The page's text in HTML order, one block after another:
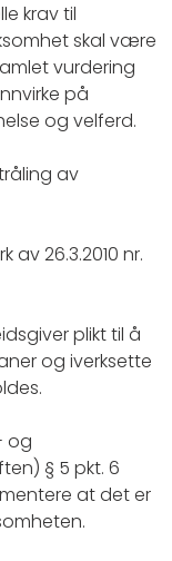
krav til
skal være
vurdering
på
og velferd.
av
av 26.3.2010 nr.
plikt til å
og iverksette
og
§ 5 pkt. 6
at det er